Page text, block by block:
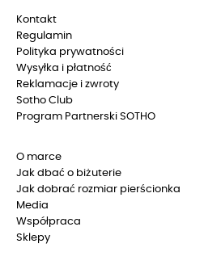
Kontakt
Regulamin
Polityka prywatności
Wysyłka i płatność
Reklamacje i zwroty
Sotho Club
Program Partnerski SOTHO
O marce
Jak dbać o biżuterie
Jak dobrać rozmiar pierścionka
Media
Współpraca
Sklepy